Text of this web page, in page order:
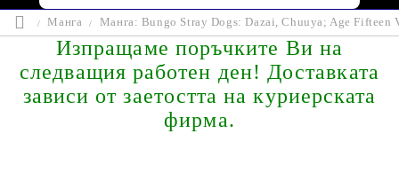
Манга Манга: Bungo Stray Dogs: Dazai, Chuuya; Age Fifteen
Изпращаме поръчките Ви на
следващия работен ден! Доставката
зависи от заетостта на куриерската
фирма.